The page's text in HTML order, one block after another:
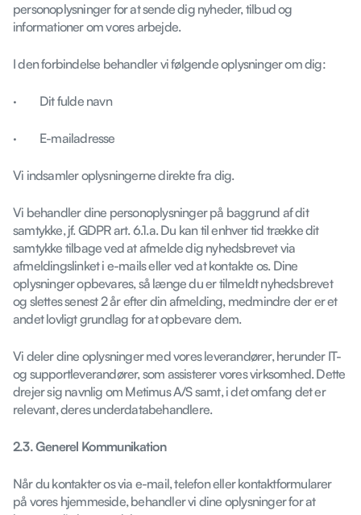
personoplysninger for at sende dig nyheder, tilbud og
informationer om vores arbejde.
I den forbindelse behandler vi følgende oplysninger om dig:
· Dit fulde navn
· E-mailadresse
Vi indsamler oplysningerne direkte fra dig.
Vi behandler dine personoplysninger på baggrund af dit
samtykke, jf. GDPR art. 6.1.a. Du kan til enhver tid trække dit
samtykke tilbage ved at afmelde dig nyhedsbrevet via
afmeldingslinket i e-mails eller ved at kontakte os. Dine
oplysninger opbevares, så længe du er tilmeldt nyhedsbrevet
og slettes senest 2 år efter din afmelding, medmindre der er et
andet lovligt grundlag for at opbevare dem.
Vi deler dine oplysninger med vores leverandører, herunder IT-
og supportleverandører, som assisterer vores virksomhed. Dette
drejer sig navnlig om Metimus A/S samt, i det omfang det er
relevant, deres underdatabehandlere.
2.3. Generel Kommunikation
Når du kontakter os via e-mail, telefon eller kontaktformularer
på vores hjemmeside, behandler vi dine oplysninger for at